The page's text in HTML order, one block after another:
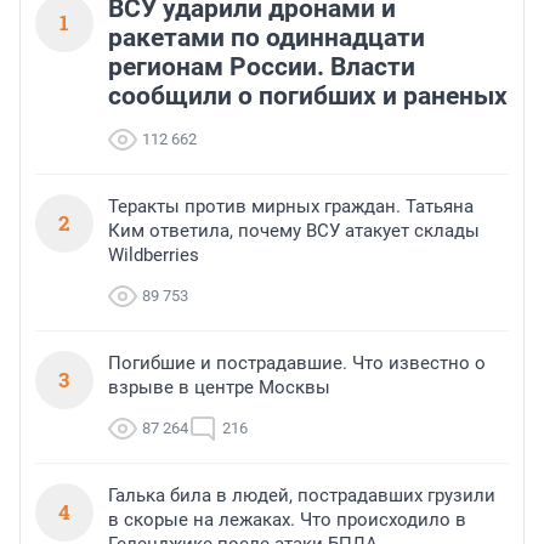
1
ВСУ ударили дронами и
ракетами по одиннадцати
регионам России. Власти
сообщили о погибших и раненых
112 662
2
Теракты против мирных граждан. Татьяна
Ким ответила, почему ВСУ атакует склады
Wildberries
89 753
3
Погибшие и пострадавшие. Что известно о
взрыве в центре Москвы
87 264 216
4
Галька била в людей, пострадавших грузили
в скорые на лежаках. Что происходило в